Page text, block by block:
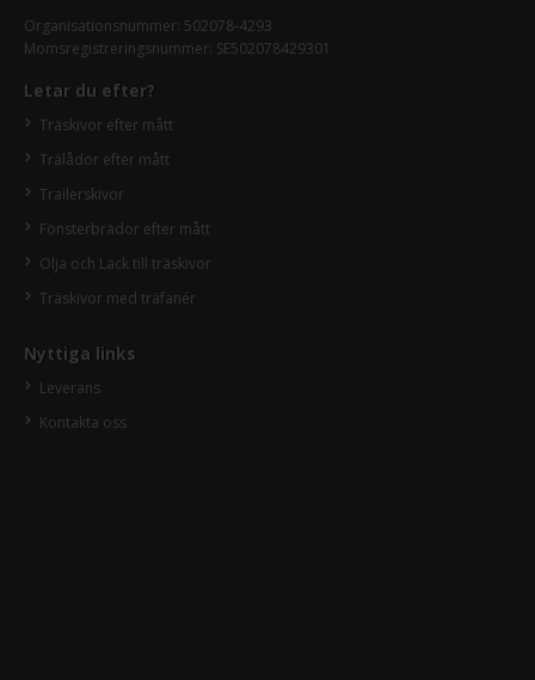
Organisationsnummer: 502078-4293
Momsregistreringsnummer: SE502078429301
Letar du efter?
Träskivor efter mått
Trälådor efter mått
Trailerskivor
Fönsterbrädor efter mått
Olja och Lack till träskivor
Träskivor med träfanér
Nyttiga links
Leverans
Kontakta oss